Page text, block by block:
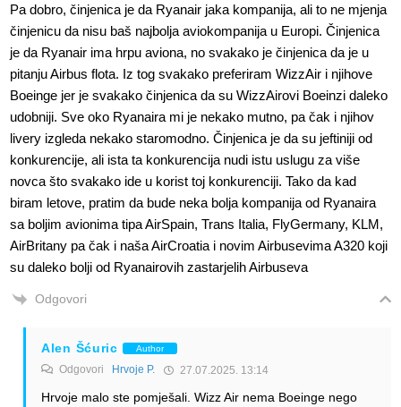
Pa dobro, činjenica je da Ryanair jaka kompanija, ali to ne mjenja
činjenicu da nisu baš najbolja aviokompanija u Europi. Činjenica
je da Ryanair ima hrpu aviona, no svakako je činjenica da je u
pitanju Airbus flota. Iz tog svakako preferiram WizzAir i njihove
Boeinge jer je svakako činjenica da su WizzAirovi Boeinzi daleko
udobniji. Sve oko Ryanaira mi je nekako mutno, pa čak i njihov
livery izgleda nekako staromodno. Činjenica je da su jeftiniji od
konkurencije, ali ista ta konkurencija nudi istu uslugu za više
novca što svakako ide u korist toj konkurenciji. Tako da kad
biram letove, pratim da bude neka bolja kompanija od Ryanaira
sa boljim avionima tipa AirSpain, Trans Italia, FlyGermany, KLM,
AirBritany pa čak i naša AirCroatia i novim Airbusevima A320 koji
su daleko bolji od Ryanairovih zastarjelih Airbuseva
Odgovori
Alen Šćuric Author
Odgovori Hrvoje P. 27.07.2025. 13:14
Hrvoje malo ste pomješali. Wizz Air nema Boeinge nego